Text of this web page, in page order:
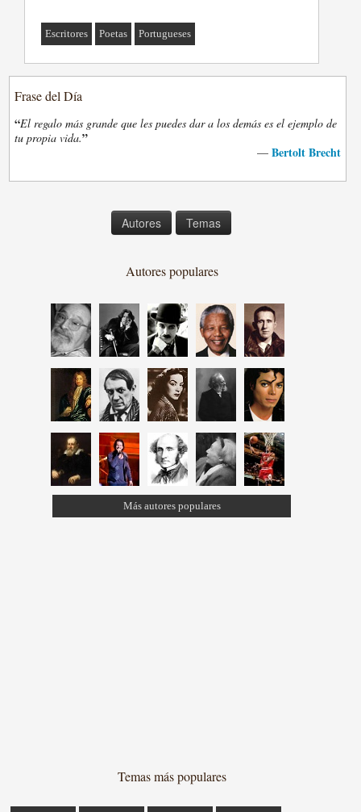
Escritores Poetas Portugueses
Frase del Día
“El regalo más grande que les puedes dar a los demás es el ejemplo de
tu propia vida.”
— Bertolt Brecht
Autores Temas
Autores populares
Más autores populares
Temas más populares